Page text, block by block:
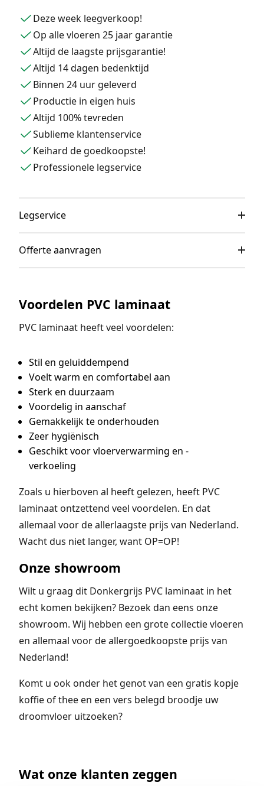
Deze week leegverkoop!
Op alle vloeren 25 jaar garantie
Altijd de laagste prijsgarantie!
Altijd 14 dagen bedenktijd
Binnen 24 uur geleverd
Productie in eigen huis
Altijd 100% tevreden
Sublieme klantenservice
Keihard de goedkoopste!
Professionele legservice
Legservice
Offerte aanvragen
Voordelen PVC laminaat
PVC laminaat heeft veel voordelen:
Stil en geluiddempend
Voelt warm en comfortabel aan
Sterk en duurzaam
Voordelig in aanschaf
Gemakkelijk te onderhouden
Zeer hygiënisch
Geschikt voor vloerverwarming en -
verkoeling
Zoals u hierboven al heeft gelezen, heeft PVC
laminaat ontzettend veel voordelen. En dat
allemaal voor de allerlaagste prijs van Nederland.
Wacht dus niet langer, want OP=OP!
Onze showroom
Wilt u graag dit Donkergrijs PVC laminaat in het
echt komen bekijken? Bezoek dan eens onze
showroom. Wij hebben een grote collectie vloeren
en allemaal voor de allergoedkoopste prijs van
Nederland!
Komt u ook onder het genot van een gratis kopje
koffie of thee en een vers belegd broodje uw
droomvloer uitzoeken?
Wat onze klanten zeggen